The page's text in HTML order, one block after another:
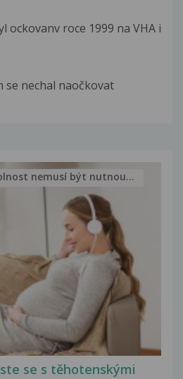
ockovanv roce 1999 na VHA i
se nechal naočkovat
se s těhotenskými
nemusí být nutnou...